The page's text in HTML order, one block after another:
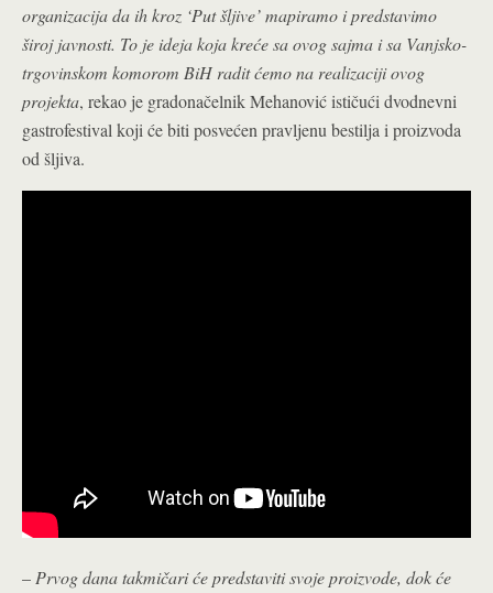
organizacija da ih kroz ‘Put šljive’ mapiramo i predstavimo
široj javnosti. To je ideja koja kreće sa ovog sajma i sa Vanjsko-
trgovinskom komorom BiH radit ćemo na realizaciji ovog
projekta, rekao je gradonačelnik Mehanović ističući dvodnevni
gastrofestival koji će biti posvećen pravljenu bestilja i proizvoda
od šljiva.
– Prvog dana takmičari će predstaviti svoje proizvode, dok će